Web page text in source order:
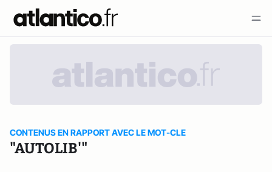
CONTENUS EN RAPPORT AVEC LE MOT-CLE
"AUTOLIB'"